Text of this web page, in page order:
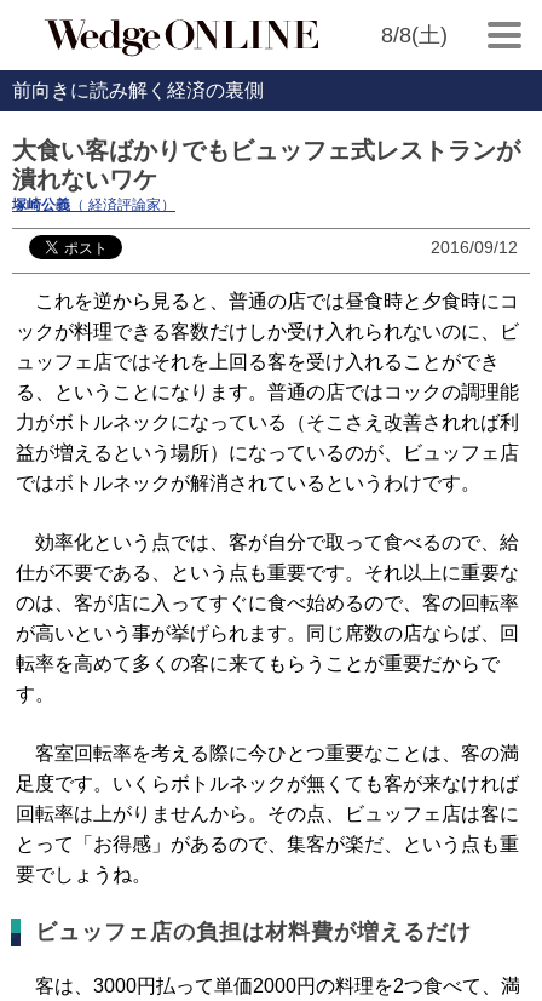
8/8(土)
前向きに読み解く経済の裏側
大食い客ばかりでもビュッフェ式レストランが
潰れないワケ
塚崎公義 （ 経済評論家）
2016/09/12
これを逆から見ると、普通の店では昼食時と夕食時にコ
ックが料理できる客数だけしか受け入れられないのに、ビ
ュッフェ店ではそれを上回る客を受け入れることができ
る、ということになります。普通の店ではコックの調理能
力がボトルネックになっている（そこさえ改善されれば利
益が増えるという場所）になっているのが、ビュッフェ店
ではボトルネックが解消されているというわけです。
効率化という点では、客が自分で取って食べるので、給
仕が不要である、という点も重要です。それ以上に重要な
のは、客が店に入ってすぐに食べ始めるので、客の回転率
が高いという事が挙げられます。同じ席数の店ならば、回
転率を高めて多くの客に来てもらうことが重要だからで
す。
客室回転率を考える際に今ひとつ重要なことは、客の満
足度です。いくらボトルネックが無くても客が来なければ
回転率は上がりませんから。その点、ビュッフェ店は客に
とって「お得感」があるので、集客が楽だ、という点も重
要でしょうね。
ビュッフェ店の負担は材料費が増えるだけ
客は、3000円払って単価2000円の料理を2つ食べて、満